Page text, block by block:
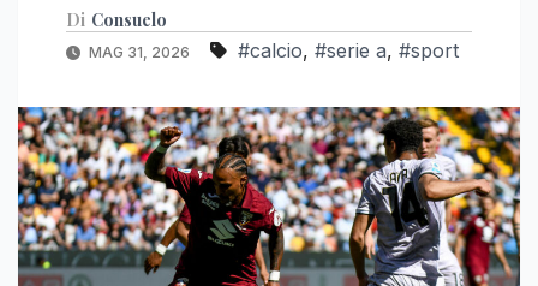
Di Consuelo
MAG 31, 2026 #calcio, #serie a, #sport